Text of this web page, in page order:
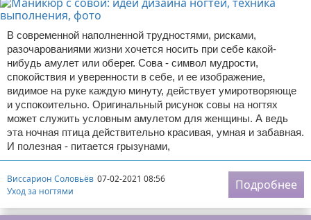
В современной наполненной трудностями, рисками,
разочарованиями жизни хочется носить при себе какой-
нибудь амулет или оберег. Сова - символ мудрости,
спокойствия и уверенности в себе, и ее изображение,
видимое на руке каждую минуту, действует умиротворяюще
и успокоительно. Оригинальный рисунок совы на ногтях
может служить условным амулетом для женщины. А ведь
эта ночная птица действительно красивая, умная и забавная.
И полезная - питается грызунами,
Виссарион Соловьёв 07-02-2021 08:56
Уход за ногтями
Подробнее